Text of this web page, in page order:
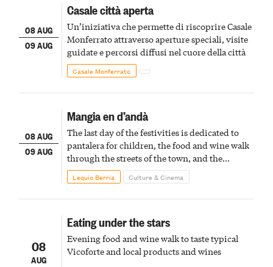
08 AUG
09 AUG
Casale città aperta
Un’iniziativa che permette di riscoprire Casale
Monferrato attraverso aperture speciali, visite
guidate e percorsi diffusi nel cuore della città
Casale Monferrato
08 AUG
09 AUG
Mangia en d’andà
The last day of the festivities is dedicated to
pantalera for children, the food and wine walk
through the streets of the town, and the
fireworks finale
Lequio Berria Culture & Cinema
08
AUG
Eating under the stars
Evening food and wine walk to taste typical
Vicoforte and local products and wines